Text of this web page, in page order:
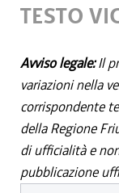
TESTO
Avviso legale:Il
variazioni nella
corrispondente
della Regione
di ufficialità e
pubblicazione